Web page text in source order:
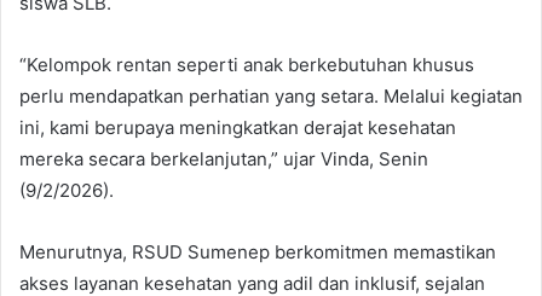
“Kelompok rentan seperti anak berkebutuhan khusus
perlu mendapatkan perhatian yang setara. Melalui kegiatan
ini, kami berupaya meningkatkan derajat kesehatan
mereka secara berkelanjutan,” ujar Vinda, Senin
(9/2/2026).
Menurutnya, RSUD Sumenep berkomitmen memastikan
akses layanan kesehatan yang adil dan inklusif, sejalan